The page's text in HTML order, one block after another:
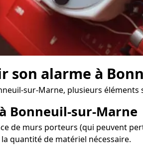
son alarme à
sur-Marne, plusieurs
Bonneuil-sur-Marne
de murs porteurs (qui peuvent
quantité de matériel nécessaire.